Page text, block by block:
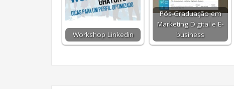
Workshop Linkedin
Pós-Graduação em
Marketing Digital e E-
business